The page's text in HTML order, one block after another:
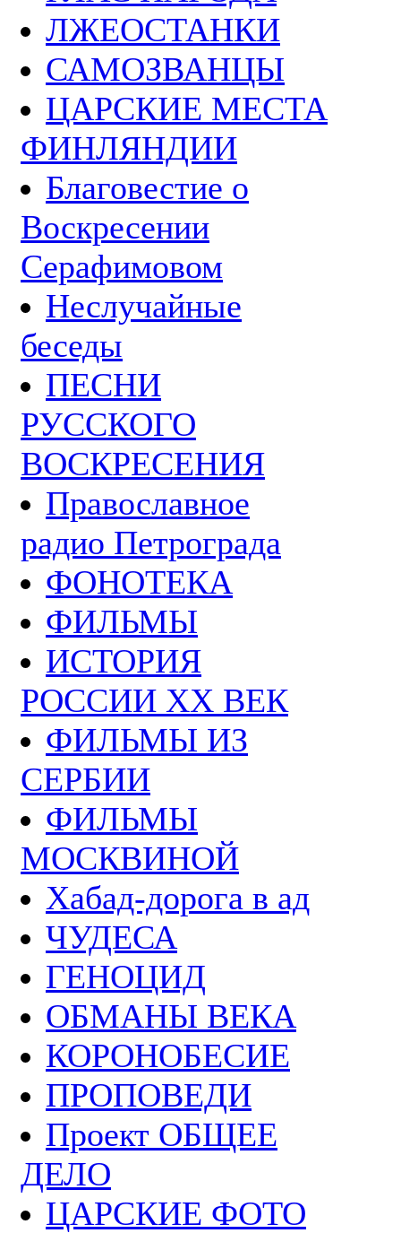
ЛЖЕОСТАНКИ
САМОЗВАНЦЫ
ЦАРСКИЕ МЕСТА
ФИНЛЯНДИИ
Благовестие о
Воскресении
Серафимовом
Неслучайные
беседы
ПЕСНИ
РУССКОГО
ВОСКРЕСЕНИЯ
Православное
радио Петрограда
ФОНОТЕКА
ФИЛЬМЫ
ИСТОРИЯ
РОССИИ ХХ ВЕК
ФИЛЬМЫ ИЗ
СЕРБИИ
ФИЛЬМЫ
МОСКВИНОЙ
Хабад-дорога в ад
ЧУДЕСА
ГЕНОЦИД
ОБМАНЫ ВЕКА
КОРОНОБЕСИЕ
ПРОПОВЕДИ
Проект ОБЩЕЕ
ДЕЛО
ЦАРСКИЕ ФОТО